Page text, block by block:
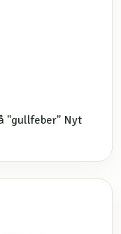
"gullfeber" Nyt